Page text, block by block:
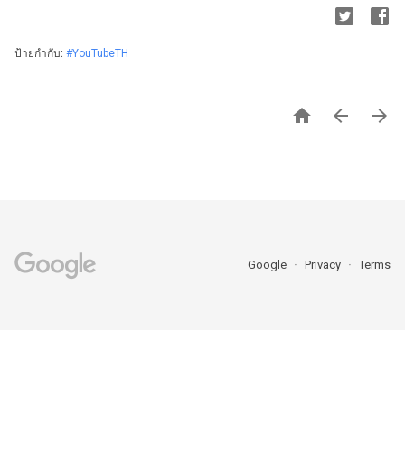
ป้ายกำกับ: #YouTubeTH
  
Google Privacy Terms